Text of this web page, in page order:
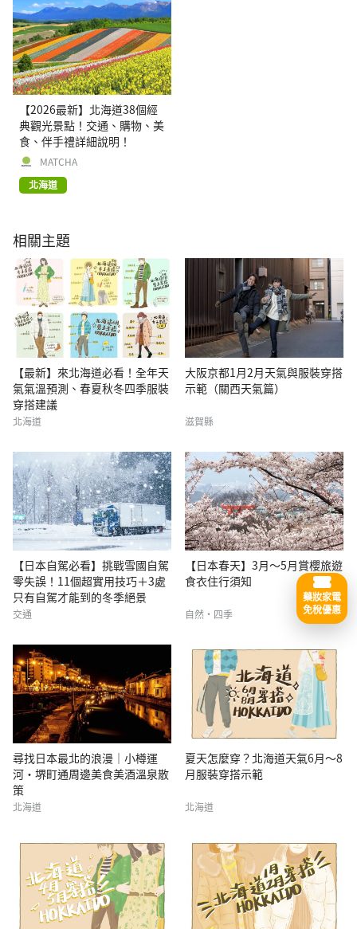
【2026最新】北海道38個經
典觀光景點！交通、購物、美
食、伴手禮詳細說明！
MATCHA
北海道
相關主題
【最新】來北海道必看！全年天
氣氣溫預測、春夏秋冬四季服裝
穿搭建議
北海道
大阪京都1月2月天氣與服裝穿搭
示範（關西天氣篇）
滋賀縣
【日本自駕必看】挑戰雪國自駕
零失誤！11個超實用技巧＋3處
只有自駕才能到的冬季絕景
交通
【日本春天】3月〜5月賞櫻旅遊
食衣住行須知
自然・四季
尋找日本最北的浪漫｜小樽運
河・堺町通周邊美食美酒溫泉散
策
北海道
夏天怎麼穿？北海道天氣6月～8
月服裝穿搭示範
北海道
藥妝家電
免稅優惠